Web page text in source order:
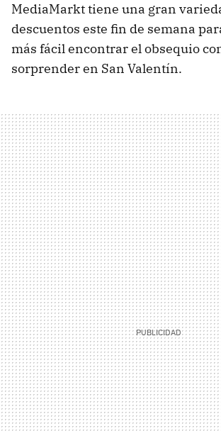
MediaMarkt tiene una gran
descuentos este fin de semana
más fácil encontrar el obsequio
sorprender en San Valentín.